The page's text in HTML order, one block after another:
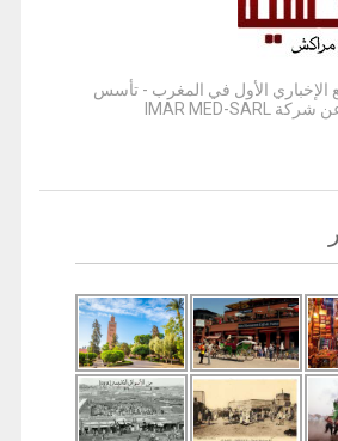
الإخباري الأول في المغرب - تأسس